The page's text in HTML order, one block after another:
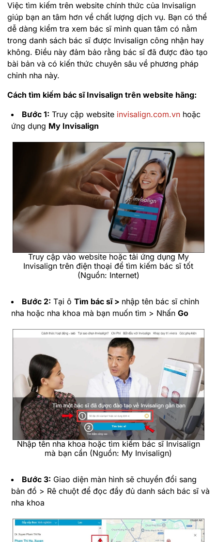
Việc tìm kiếm trên website chính thức của Invisalign
giúp bạn an tâm hơn về chất lượng dịch vụ. Bạn có thể
dễ dàng kiểm tra xem bác sĩ mình quan tâm có nằm
trong danh sách bác sĩ được Invisalign công nhận hay
không. Điều này đảm bảo rằng bác sĩ đã được đào tạo
bài bản và có kiến thức chuyên sâu về phương pháp
chỉnh nha này.
Cách tìm kiếm bác sĩ Invisalign trên website hãng:
Bước 1: Truy cập website invisalign.com.vn hoặc
ứng dụng My Invisalign
Truy cập vào website hoặc tải ứng dụng My
Invisalign trên điện thoại để tìm kiếm bác sĩ tốt
(Nguồn: Internet)
Bước 2: Tại ô Tìm bác sĩ > nhập tên bác sĩ chỉnh
nha hoặc nha khoa mà bạn muốn tìm > Nhấn Go
Nhập tên nha khoa hoặc tìm kiếm bác sĩ Invisalign
mà bạn cần (Nguồn: My Invisalign)
Bước 3: Giao diện màn hình sẽ chuyển đổi sang
bản đồ > Rê chuột để đọc đầy đủ danh sách bác sĩ và
nha khoa